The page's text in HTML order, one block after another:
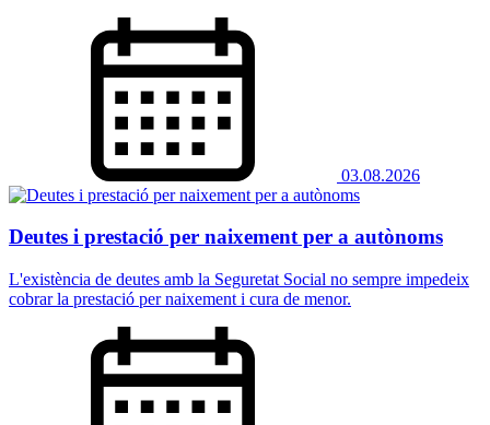
03.08.2026
Deutes i prestació per naixement per a autònoms
L'existència de deutes amb la Seguretat Social no sempre impedeix
cobrar la prestació per naixement i cura de menor.